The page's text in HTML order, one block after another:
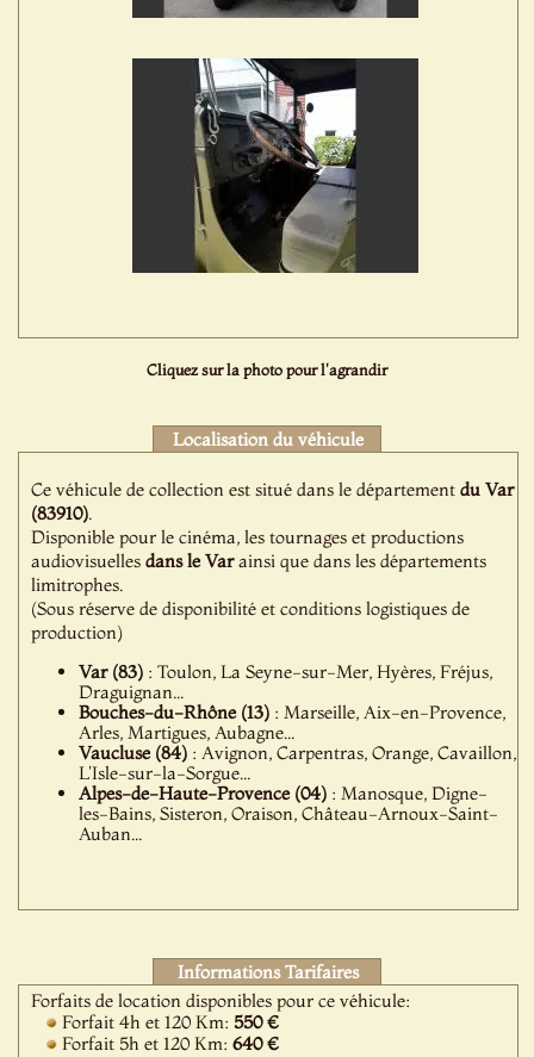
Cliquez sur la photo pour l'agrandir
Localisation du véhicule
Ce véhicule de collection est situé dans le départementdu Var
(83910).
Disponible pour le cinéma, les tournages et productions
audiovisuellesdans le Varainsi que dans les départements
limitrophes.
(Sous réserve de disponibilité et conditions logistiques de
production)
Var (83) : Toulon, La Seyne-sur-Mer, Hyères, Fréjus,
Draguignan...
Bouches-du-Rhône (13) : Marseille, Aix-en-Provence,
Arles, Martigues, Aubagne...
Vaucluse (84) : Avignon, Carpentras, Orange, Cavaillon,
L'Isle-sur-la-Sorgue...
Alpes-de-Haute-Provence (04) : Manosque, Digne-
les-Bains, Sisteron, Oraison, Château-Arnoux-Saint-
Auban...
Informations Tarifaires
Forfaits de location disponibles pour ce véhicule:
Forfait 4h et 120 Km:550 €
Forfait 5h et 120 Km:640 €